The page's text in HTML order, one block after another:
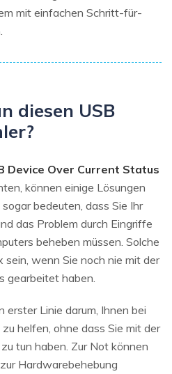
mit einfachen Schritt-für-
diesen USB
Device Over Current Status
können einige Lösungen
bedeuten, dass Sie Ihr
das Problem durch Eingriffe
beheben müssen. Solche
sein, wenn Sie noch nie mit der
gearbeitet haben.
erster Linie darum, Ihnen bei
helfen, ohne dass Sie mit der
tun haben. Zur Not können
Hardwarebehebung